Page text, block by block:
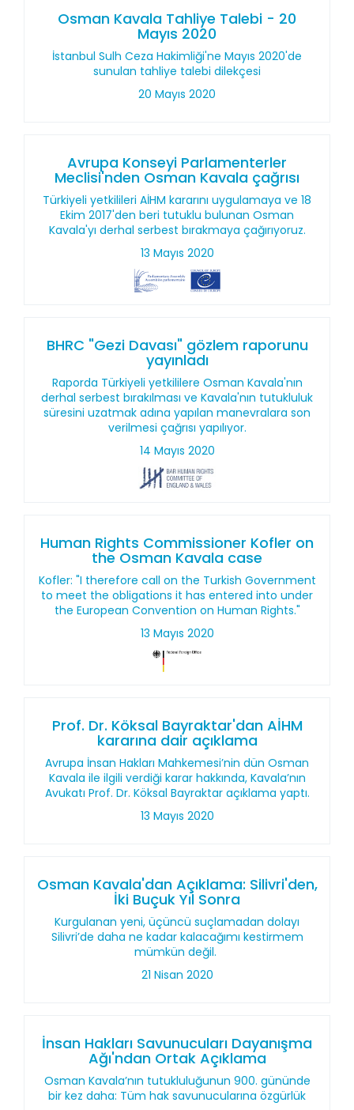
Osman Kavala Tahliye Talebi - 20
Mayıs 2020
İstanbul Sulh Ceza Hakimliği'ne Mayıs 2020'de
sunulan tahliye talebi dilekçesi
20 Mayıs 2020
Avrupa Konseyi Parlamenterler
Meclisi'nden Osman Kavala çağrısı
Türkiyeli yetkilileri AİHM kararını uygulamaya ve 18
Ekim 2017'den beri tutuklu bulunan Osman
Kavala'yı derhal serbest bırakmaya çağırıyoruz.
13 Mayıs 2020
BHRC "Gezi Davası" gözlem raporunu
yayınladı
Raporda Türkiyeli yetkililere Osman Kavala'nın
derhal serbest bırakılması ve Kavala'nın tutukluluk
süresini uzatmak adına yapılan manevralara son
verilmesi çağrısı yapılıyor.
14 Mayıs 2020
Human Rights Commissioner Kofler on
the Osman Kavala case
Kofler: "I therefore call on the Turkish Government
to meet the obligations it has entered into under
the European Convention on Human Rights."
13 Mayıs 2020
Prof. Dr. Köksal Bayraktar'dan AİHM
kararına dair açıklama
Avrupa İnsan Hakları Mahkemesi’nin dün Osman
Kavala ile ilgili verdiği karar hakkında, Kavala’nın
Avukatı Prof. Dr. Köksal Bayraktar açıklama yaptı.
13 Mayıs 2020
Osman Kavala'dan Açıklama: Silivri'den,
İki Buçuk Yıl Sonra
Kurgulanan yeni, üçüncü suçlamadan dolayı
Silivri’de daha ne kadar kalacağımı kestirmem
mümkün değil.
21 Nisan 2020
İnsan Hakları Savunucuları Dayanışma
Ağı'ndan Ortak Açıklama
Osman Kavala’nın tutukluluğunun 900. gününde
bir kez daha: Tüm hak savunucularına özgürlük